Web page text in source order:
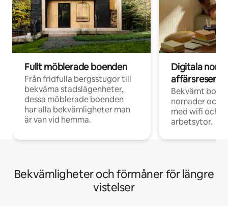
Fullt möblerade boenden
Från fridfulla bergsstugor till
bekväma stadslägenheter,
dessa möblerade boenden
har alla bekvämligheter man
är van vid hemma.
Digitala
Bekvämt
nomader och
med wifi och
arbetsytor.
Bekvämligheter och förmåner för längre
vistelser